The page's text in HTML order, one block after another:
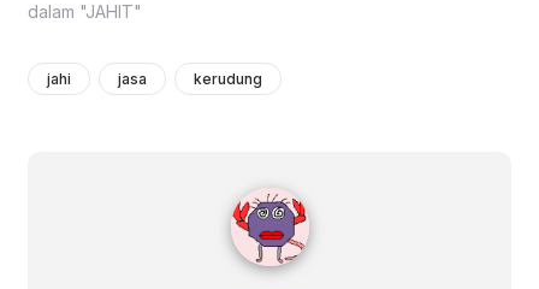
inspirasi bisnis yang
merupakan salah satu
varian rasa entah
dalam "JAHIT"
jahi jasa kerudung